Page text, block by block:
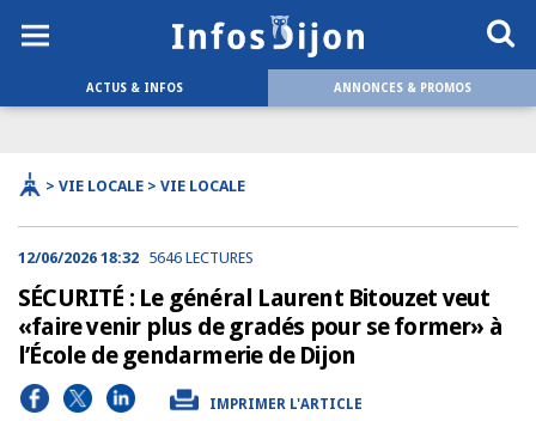
ACTUS & INFOS ANNONCES & PROMOS
> VIE LOCALE > VIE LOCALE
12/06/2026 18:32 5646 LECTURES
SÉCURITÉ : Le général Laurent Bitouzet veut
«faire venir plus de gradés pour se former» à
l’École de gendarmerie de Dijon
IMPRIMER L'ARTICLE